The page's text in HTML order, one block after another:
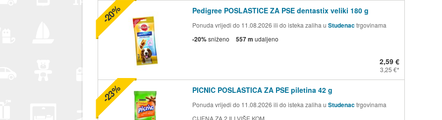
Pedigree POSLASTICE ZA PSE dentastix veliki 180 g
Ponuda vrijedi do 11.08.2026 ili do isteka zaliha u Studenactrgovinama
-20%sniženo 557 m udaljeno
2,59 €
3,25 €
-20%
PICNIC POSLASTICA ZA PSE piletina 42 g
Ponuda vrijedi do 11.08.2026 ili do isteka zaliha u Studenactrgovinama
CIJENA ZA 2 ILI VIŠE KOM
-23%